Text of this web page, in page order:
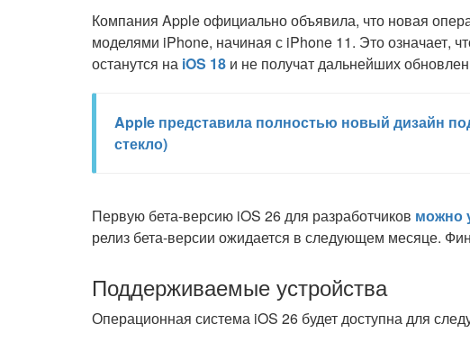
Компания Apple официально объявила, что новая
моделями iPhone, начиная с iPhone 11. Это означает,
останутся на iOS 18 и не получат дальнейших
Apple представила полностью новый дизайн
стекло)
Первую бета-версию iOS 26 для разработчиков можно
релиз бета-версии ожидается в следующем месяце.
Поддерживаемые устройства
Операционная система iOS 26 будет доступна для